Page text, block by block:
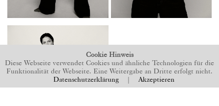
Cookie Hinweis
Diese Webseite verwendet Cookies und ähnliche Technologien für die
Funktionalität der Webseite. Eine Weitergabe an Dritte erfolgt nicht.
Datenschutzerklärung Akzeptieren